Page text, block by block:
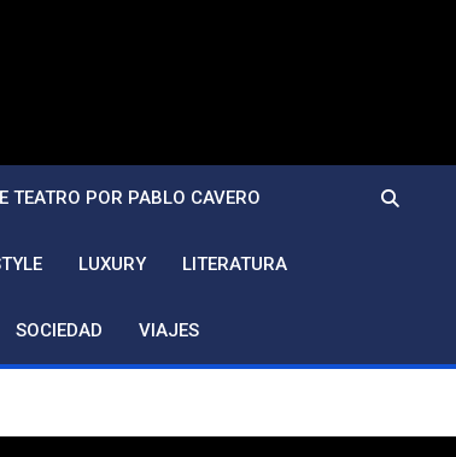
TEATRO POR PABLO CAVERO
LUXURY LITERATURA
SOCIEDAD VIAJES